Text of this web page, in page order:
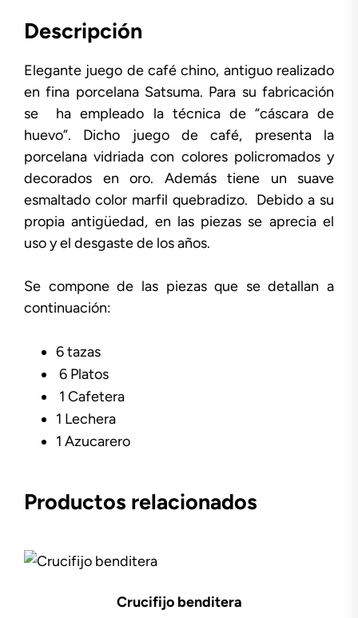
Descripción
Elegante juego de café chino, antiguo realizado
en fina porcelana Satsuma. Para su fabricación
se ha empleado la técnica de “cáscara de
huevo”. Dicho juego de café, presenta la
porcelana vidriada con colores policromados y
decorados en oro. Además tiene un suave
esmaltado color marfil quebradizo. Debido a su
propia antigüedad, en las piezas se aprecia el
uso y el desgaste de los años.
Se compone de las piezas que se detallan a
continuación:
6 tazas
6 Platos
1 Cafetera
1 Lechera
1 Azucarero
Productos relacionados
Crucifijo benditera